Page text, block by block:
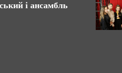
і ансамбль